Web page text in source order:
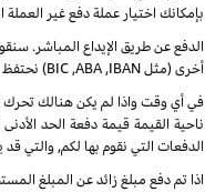
بإمكانك اختيار عملة دفع غير
الدفع عن طريق الإيداع المباشر.
أخرى (مثلIBAN
,
ABA
,
BIC
)
ناحية القيمة قيمة دفعة الحد
الدفعات التي نقوم بها لكم, والتي
اذا تم دفع مبلغ زائد عن المبلغ